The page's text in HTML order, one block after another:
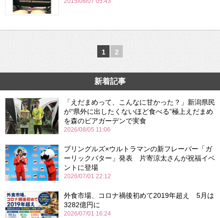
1 2
新着記事
「えだまめって、こんなに甘かった？」新潟県民
が“県外に出したくないほど食べる”極上えだまめ
を森のビアガーデンで実食
2026/08/05 11:06
プリングルズ×ウルトラマンの新フレーバー「ガ
ーリックバター」発表 片寄涼太さんが祝福イベ
ントに登場
2026/07/01 22:12
外食市場、コロナ禍後初めて2019年超え 5月は
3282億円に
2026/07/01 16:24